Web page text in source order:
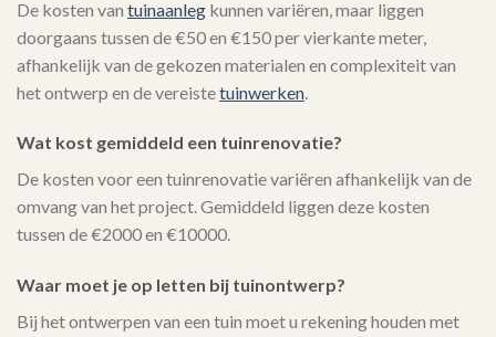
De kosten van tuinaanleg kunnen variëren, maar liggen
doorgaans tussen de €50 en €150 per vierkante meter,
afhankelijk van de gekozen materialen en complexiteit van
het ontwerp en de vereistetuinwerken
Wat kost gemiddeld een tuinrenovatie?
De kosten voor een tuinrenovatie variëren afhankelijk van de
omvang van het project. Gemiddeld liggen deze kosten
tussen de €2000 en €10000.
Waar moet je op letten bij tuinontwerp?
Bij het ontwerpen van een tuin moet u rekening houden met